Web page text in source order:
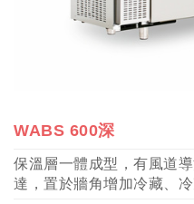
WABS 600深
保溫層一體成型，有風道
達，置於牆角增加冷藏、冷